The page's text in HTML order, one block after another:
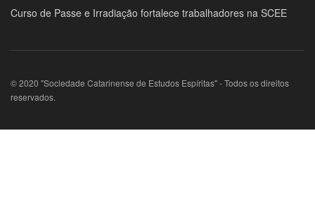
Curso de Passe e Irradiação fortalece trabalhadores na SCEE
© 2020 "Sociedade Catarinense de Estudos Espíritas" - Todos os direitos
reservados.